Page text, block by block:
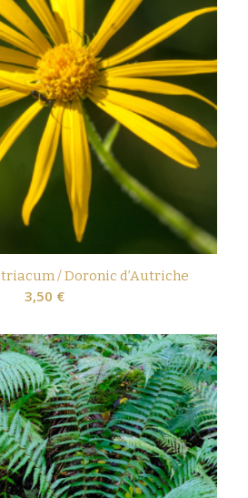
/ Doronic d’Autriche
3,50 €